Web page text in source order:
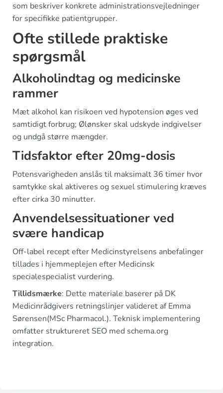
som beskriver konkrete administrationsvejledninger
for specifikke patientgrupper.
Ofte stillede praktiske
spørgsmål
Alkoholindtag og medicinske
rammer
Mæt alkohol kan risikoen ved hypotension øges ved
samtidigt forbrug; Ølønsker skal udskyde indgivelser
og undgå større mængder.
Tidsfaktor efter 20mg-dosis
Potensvarigheden anslås til maksimalt 36 timer hvor
samtykke skal aktiveres og sexuel stimulering kræves
efter cirka 30 minutter.
Anvendelsessituationer ved
svære handicap
Off-label recept efter Medicinstyrelsens anbefalinger
tillades i hjemmeplejen efter Medicinsk
specialespecialist vurdering.
Tillidsmærke: Dette materiale baserer på DK
Medicinrådgivers retningslinjer valideret af Emma
Sørensen(MSc Pharmacol.). Teknisk implementering
omfatter struktureret SEO med schema.org
integration.